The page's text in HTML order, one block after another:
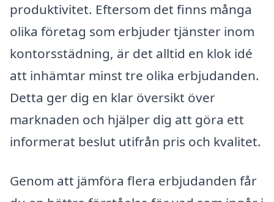
produktivitet. Eftersom det finns många
olika företag som erbjuder tjänster inom
kontorsstädning, är det alltid en klok idé
att inhämtar minst tre olika erbjudanden.
Detta ger dig en klar översikt över
marknaden och hjälper dig att göra ett
informerat beslut utifrån pris och kvalitet.
Genom att jämföra flera erbjudanden får